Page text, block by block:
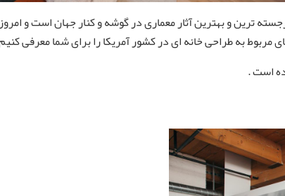
ترین و بهترین آثار معماری در گوشه و کنار جهان است و
مربوط به طراحی خانه ای در کشور آمریکا را برای شما معرفی